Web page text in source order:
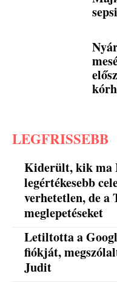
LEGFRISSEBB
Kiderült, kik ma
legértékesebb
verhetetlen, de a
meglepetéseket
Letiltotta a
fiókját,
Judit